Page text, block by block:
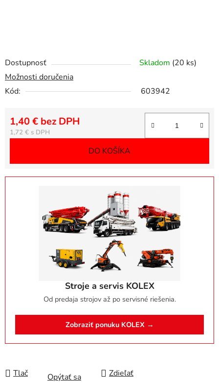
Dostupnosť Skladom (20 ks)
Možnosti doručenia
Kód:
603942
1,72 €
1,40 € bez DPH
DO KOŠÍKA
Stroje a servis KOLEX
Od predaja strojov až po servisné riešenia.
Zobraziť ponuku KOLEX →
Tlač Opýtať sa Zdieľať